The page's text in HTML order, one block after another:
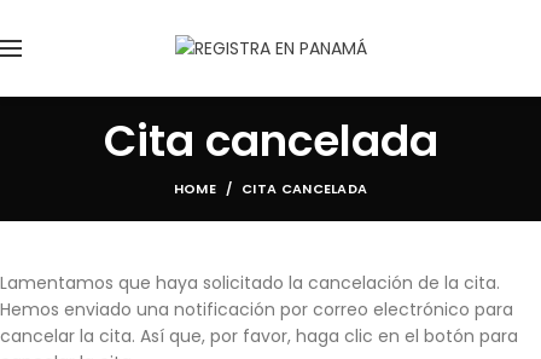
Cita cancelada
HOME CITA CANCELADA
Lamentamos que haya solicitado la cancelación de la cita.
Hemos enviado una notificación por correo electrónico para
cancelar la cita. Así que, por favor, haga clic en el botón para